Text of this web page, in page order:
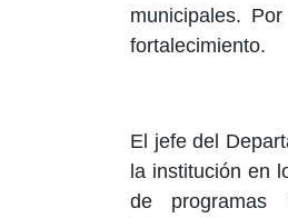
municipales.
fortalecimiento.
El jefe del
la institución en
de programas